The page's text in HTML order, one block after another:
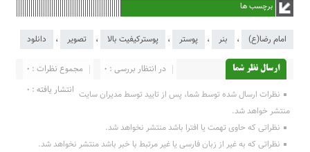
برچسب ها
امام رضا(ع) ، بنر ، پوستر ، پوسترکیفیت بالا ، تصویر ، دانلود
ارسال نظر شما مجموع نظرات : 0
در انتظار بررسی : 0
انتشار یافته : 0 نظرات ارسال شده توسط شما، پس از تایید توسط مدیران سایت
منتشر خواهد شد.
نظراتی که حاوی تهمت یا افترا باشد منتشر نخواهد شد.
نظراتی که به غیر از زبان فارسی یا غیر مرتبط با خبر باشد منتشر نخواهد شد.